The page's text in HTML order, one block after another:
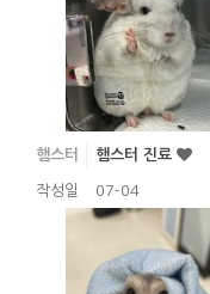
햄스터 햄스터 진료
작성일 07-04